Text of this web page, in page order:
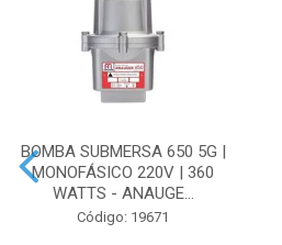
BOMBA SUBMERSA 650 5G |
MONOFÁSICO 220V | 360
WATTS - ANAUGE...
Código: 19671